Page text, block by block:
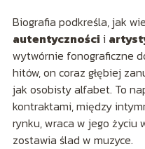
Biografia podkreśla, jak
autentyczności i
wytwórnie fonograficzne
hitów, on coraz głębiej
jak osobisty alfabet. To
kontraktami, między
rynku, wraca w jego życiu
zostawia ślad w muzyce.